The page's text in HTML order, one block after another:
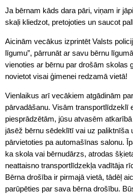
Ja bērnam kāds dara pāri, viņam ir
skaļi kliedzot, pretojoties un saucot
Aicinām vecākus izprintēt Valsts
līgumu”, pārrunāt ar savu bērnu
vienoties ar bērnu par drošām skolas
novietot visai ģimenei redzamā vietā!
Vienlaikus arī vecākiem atgādinām
pārvadāšanu. Visām transportlīdzeklī
piesprādzētām, jūsu atvasēm
jāsēž bērnu sēdeklītī vai uz paliktnīša
pārvietoties pa automašīnas salonu.
ka skola vai bērnudārzs, atrodas
neattaisno transportlīdzekļa vadītāja
Bērna drošība ir pirmajā vietā, tādēļ
parūpēties par sava bērna drošību.